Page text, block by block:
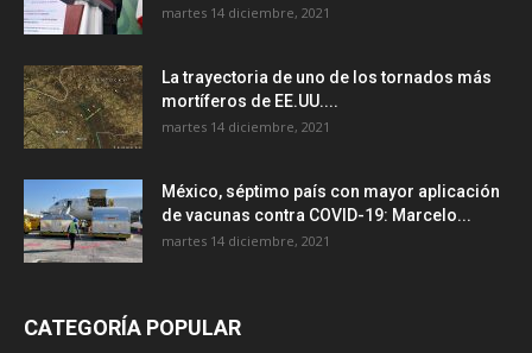
martes 14 diciembre, 2021
La trayectoria de uno de los tornados más
mortíferos de EE.UU....
martes 14 diciembre, 2021
México, séptimo país con mayor aplicación
de vacunas contra COVID-19: Marcelo...
martes 14 diciembre, 2021
CATEGORÍA POPULAR